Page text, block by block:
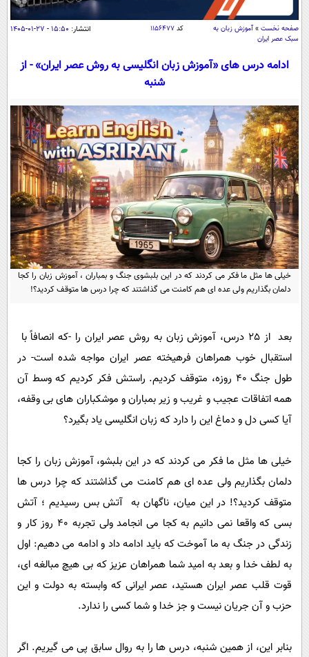
اقتصاد
خودرو
اجتماعی
سلامت
یک برش دانایی
محیط زیست
سفر و تفریح
ورزشی
سیاست خارجی
فرهنگ و هنر
علم و دانش
فناوری و It
علمی
اخبار کریپتو
قرآن
گوناگون
سرگرمی
باشگاه مغز
مجله تصویری سلاح
فیلم
اقتصاد
ورزش
سیاست
فناوری
محیط زیست
فرهنگی
اجتماعی
حیات وحش
سیاست خارجی
عصر ایران 2
خواندنی ها و دیدنی ها
داستان کوتاه
روانشناسی
آشپزی
آموزش زبان
صفحه نخست »آموزش زبان به
سبک عصر ایران
کد۱۱۵۶۴۷۷ انتشار: ۱۵:۵۰ - ۲۷-۰۱-۱۴۰۵
ادامه درس های «آموزش زبان انگلیسی به روش عصر ایران» - از
شنبه
خیلی ها مثل ما فکر می کردند که در این بلبشوی جنگ و بمباران ، آموزش زبان را کجا
دلمان بگذاریم ولی عده ای هم کامنت می گذاشتند که چرا درس ها متوقف کردید؟!
بعد از 25 درس، آموزش زبان به روش عصر ایران را -که انصافاً با
استقبال خوب همراهان فرهیخته عصر ایران مواجه شده است- در
طول جنگ 40 روزه، متوقف کردیم. راستش فکر کردیم که وسط آن
همه اتفاقات عجیب و غریب و زیر بمباران و موشکباران های بی وقفه،
آیا کسی دل و دماغ این را دارد که زبان انگلیسی یاد بگیرد؟
خیلی ها مثل ما فکر می کردند که در این بلبشو، آموزش زبان را کجا
دلمان بگذاریم ولی عده ای هم کامنت می گذاشتند که چرا درس ها
متوقف کردید؟! در این میان، ناگهان به آتش بس رسیدیم ؛ آتش
بسی که واقعا نمی دانیم به کجا می انجامد ولی تجربه 40 روز کار و
زندگی در جنگ به ما آموخت که باید ادامه داد و ادامه می دهیم: اول
به لطف خدا و بعد به امید شما همراهان عزیز که بی هیچ مبالغه ای،
قوت قلب عصر ایران هستید، عصر ایرانی که وابسته به دولت و این
حزب و آن جریان نیست و جز خدا و شما کسی را ندارد.
بنابر این، از همین شنبه، درس ها را به روال سابق پی می گیریم. اگر